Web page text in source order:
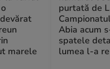
marele
purtată de
Abia acum
spatele
lumea l-a